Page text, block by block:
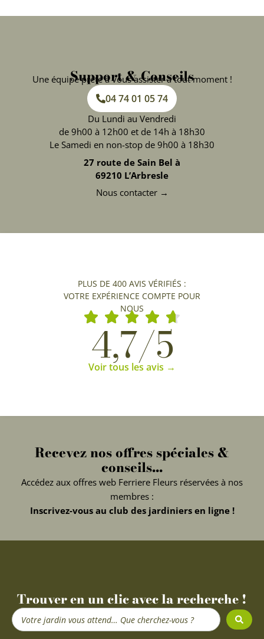
Support & Conseils
Une équipe prête à vous assister à tout moment !
04 74 01 05 74
Du Lundi au Vendredi
de 9h00 à 12h00 et de 14h à 18h30
Le Samedi en non-stop de 9h00 à 18h30
27 route de Sain Bel à
69210 L’Arbresle
Nous contacter →
PLUS DE 400 AVIS VÉRIFIÉS :
VOTRE EXPÉRIENCE COMPTE POUR
NOUS
4,7/5
Voir tous les avis →
Recevez nos offres spéciales &
conseils...
Accédez aux offres web Ferriere Fleurs réservées à nos
membres :
Inscrivez-vous au club des jardiniers en ligne !
Trouver en un clic avec la recherche !
Search
...